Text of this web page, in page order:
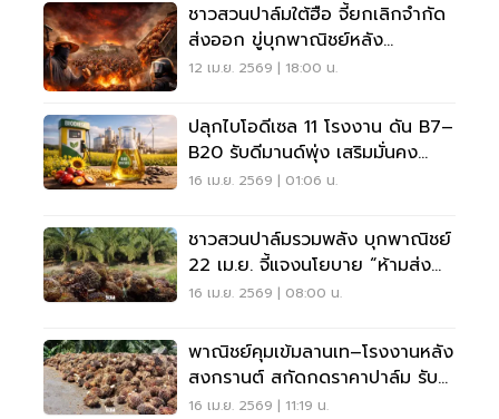
ชาวสวนปาล์มใต้ฮือ จี้ยกเลิกจำกัด
ส่งออก ขู่บุกพาณิชย์หลัง
สงกรานต์
12 เม.ย. 2569 | 18:00 น.
ปลุกไบโอดีเซล 11 โรงงาน ดัน B7–
B20 รับดีมานด์พุ่ง เสริมมั่นคง
พลังงานไทย
16 เม.ย. 2569 | 01:06 น.
ชาวสวนปาล์มรวมพลัง บุกพาณิชย์
22 เม.ย. จี้แจงนโยบาย “ห้ามส่ง
ออก” ฉุดราคาดิ่ง 2 บาท/กก.
16 เม.ย. 2569 | 08:00 น.
พาณิชย์คุมเข้มลานเท–โรงงานหลัง
สงกรานต์ สกัดกดราคาปาล์ม รับ
ดีมานด์พลังงานพุ่ง
16 เม.ย. 2569 | 11:19 น.